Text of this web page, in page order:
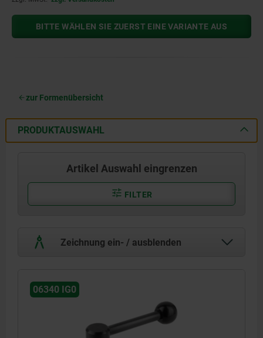
BITTE WÄHLEN SIE ZUERST EINE VARIANTE AUS
zur Formenübersicht
PRODUKTAUSWAHL
Artikel Auswahl eingrenzen
FILTER
Zeichnung ein- / ausblenden
06340 IG0